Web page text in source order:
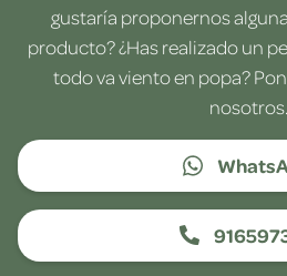
gustaría proponernos
producto? ¿Has realizado un
todo va viento en popa?
nosotros.